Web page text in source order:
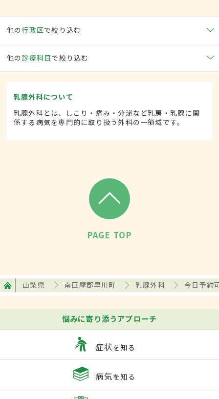
他の行政区で絞り込む
他の 診療科目で絞り込む
乳腺外科について
乳腺外科とは、しこり・痛み・分泌など乳房・乳腺に関
係する病気を専門的に取り扱う外科の一領域です。
PAGE TOP
山梨県 南巨摩郡早川町 乳腺外科 今日予約
悩みに寄り添うアプローチ
症状を知る
病気を知る